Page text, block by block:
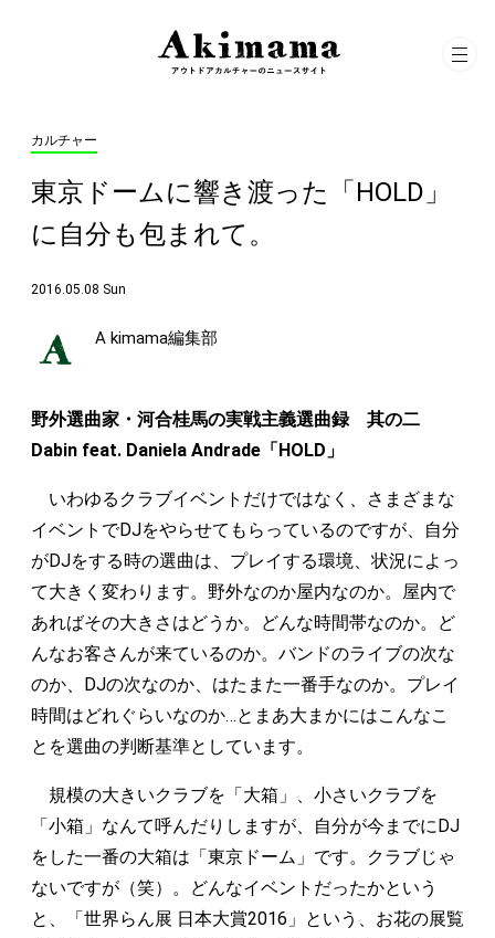
カルチャー
東京ドームに響き渡った「HOLD」
に自分も包まれて。
2016.05.08 Sun
A kimama編集部
野外選曲家・河合桂馬の実戦主義選曲録 其の二
Dabin feat. Daniela Andrade「HOLD」
いわゆるクラブイベントだけではなく、さまざまな
イベントでDJをやらせてもらっているのですが、自分
がDJをする時の選曲は、プレイする環境、状況によっ
て大きく変わります。野外なのか屋内なのか。屋内で
あればその大きさはどうか。どんな時間帯なのか。ど
んなお客さんが来ているのか。バンドのライブの次な
のか、DJの次なのか、はたまた一番手なのか。プレイ
時間はどれぐらいなのか…とまあ大まかにはこんなこ
とを選曲の判断基準としています。
規模の大きいクラブを「大箱」、小さいクラブを
「小箱」なんて呼んだりしますが、自分が今までにDJ
をした一番の大箱は「東京ドーム」です。クラブじゃ
ないですが（笑）。どんなイベントだったかという
と、「世界らん展 日本大賞2016」という、お花の展覧